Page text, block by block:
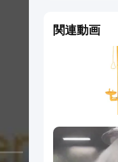
関連動画